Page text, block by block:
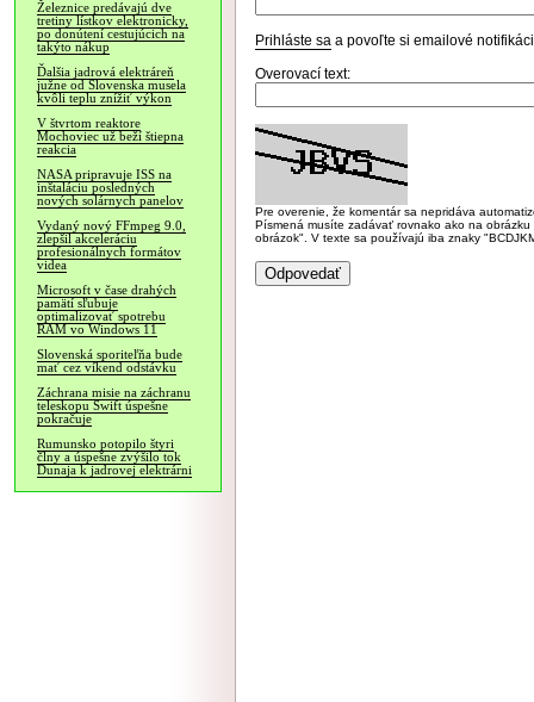
Železnice predávajú dve
tretiny lístkov elektronicky,
po donútení cestujúcich na
takýto nákup
Ďalšia jadrová elektráreň
južne od Slovenska musela
kvôli teplu znížiť výkon
V štvrtom reaktore
Mochoviec už beží štiepna
reakcia
NASA pripravuje ISS na
inštaláciu posledných
nových solárnych panelov
Vydaný nový FFmpeg 9.0,
zlepšil akceleráciu
profesionálnych formátov
videa
Microsoft v čase drahých
pamätí sľubuje
optimalizovať spotrebu
RAM vo Windows 11
Slovenská sporiteľňa bude
mať cez víkend odstávku
Záchrana misie na záchranu
teleskopu Swift úspešne
pokračuje
Rumunsko potopilo štyri
člny a úspešne zvýšilo tok
Dunaja k jadrovej elektrárni
Prihláste sa a povoľte si emailové
Overovací text:
Pre overenie, že komentár sa nepridáva
Písmená musíte zadávať rovnako ako na
obrázok". V texte sa používajú iba znaky